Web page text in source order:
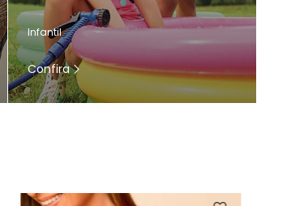
Infantil
Confira